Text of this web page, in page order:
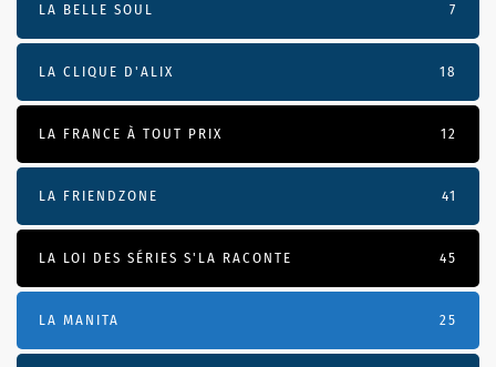
LA BELLE SOUL 7
LA CLIQUE D'ALIX 18
LA FRANCE À TOUT PRIX 12
LA FRIENDZONE 41
LA LOI DES SÉRIES S'LA RACONTE 45
LA MANITA 25